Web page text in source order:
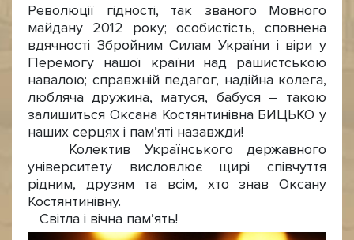
Революції гідності, так званого Мовного
майдану 2012 року; особистість, сповнена
вдячності Збройним Силам України і віри у
Перемогу нашої країни над рашистською
навалою; справжній педагог, надійна колега,
любляча дружина, матуся, бабуся – такою
залишиться Оксана Костянтинівна БИЦЬКО у
наших серцях і пам’яті назавжди!
Колектив Українського державного
університету висловлює щирі співчуття
рідним, друзям та всім, хто знав Оксану
Костянтинівну.
Світла і вічна пам’ять!